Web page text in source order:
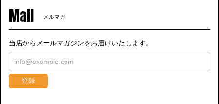
Mail メルマガ
当店からメールマガジンをお届けいたします。
登録